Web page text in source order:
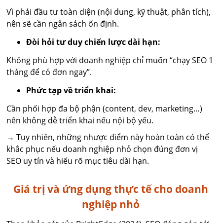
Vì phải đầu tư toàn diện (nội dung, kỹ thuật, phân tích),
nên sẽ cần ngân sách ổn định.
Đòi hỏi tư duy chiến lược dài hạn:
Không phù hợp với doanh nghiệp chỉ muốn “chạy SEO 1
tháng để có đơn ngay”.
Phức tạp về triển khai:
Cần phối hợp đa bộ phận (content, dev, marketing…)
nên không dễ triển khai nếu nội bộ yếu.
→ Tuy nhiên, những nhược điểm này hoàn toàn có thể
khắc phục nếu doanh nghiệp nhỏ chọn đúng đơn vị
SEO uy tín và hiểu rõ mục tiêu dài hạn.
Giá trị và ứng dụng thực tế cho doanh
nghiệp nhỏ